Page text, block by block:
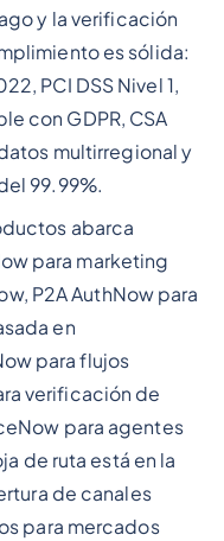
y la verificación
es sólida:
PCI DSS Nivel 1,
con GDPR, CSA
multirregional y
99.99%.
abarca
para marketing
P2A AuthNow para
en
para flujos
verificación de
para agentes
de ruta está en la
de canales
para mercados